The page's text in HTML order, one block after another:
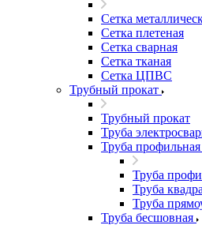
Сетка
Сетка плетеная
Сетка сварная
Сетка тканая
Сетка ЦПВС
Трубный прокат
Трубный прокат
Труба
Труба профильная
Труба
Труба
Труба
Труба бесшовная